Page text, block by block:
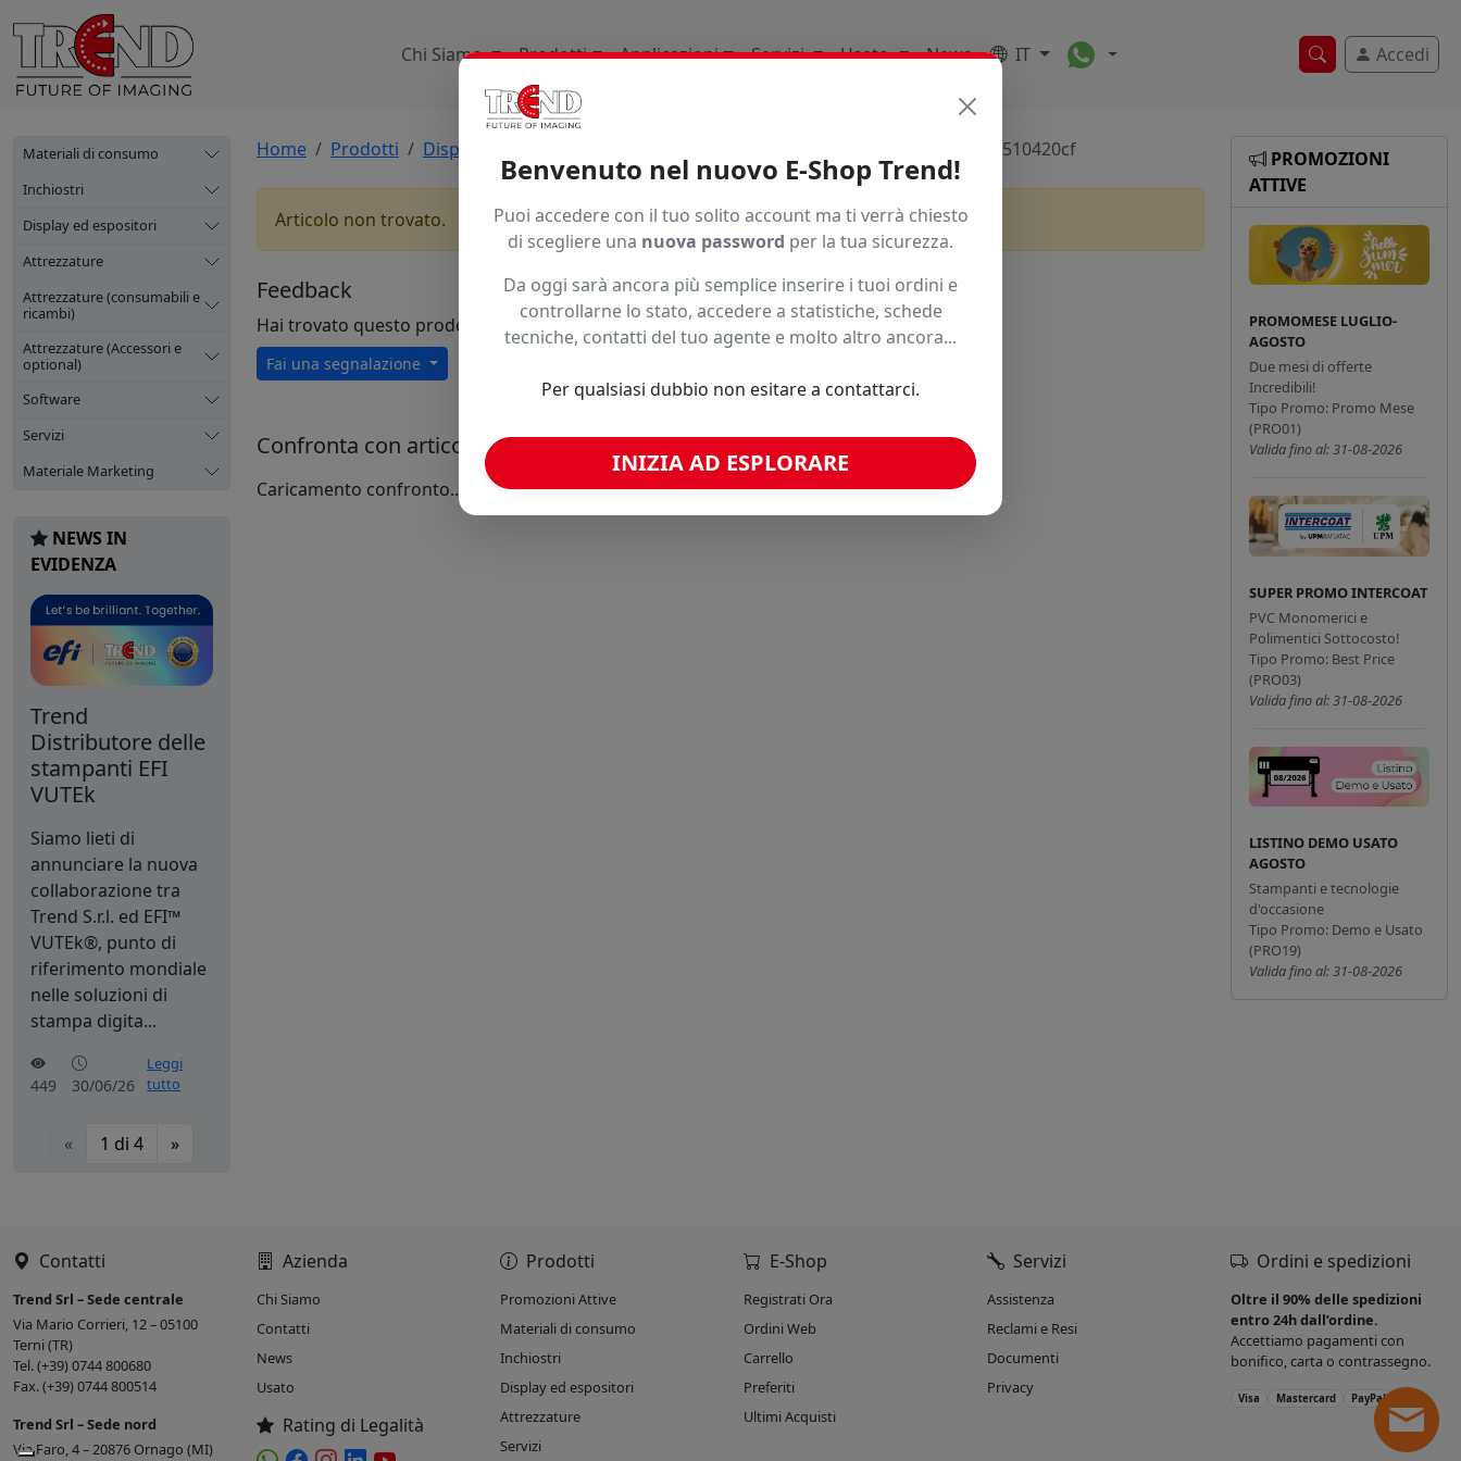
Ricerca veloce
Accedi
Chi Siamo Prodotti Applicazioni Servizi Usato News IT Toggle Dropdown
Materiali di consumo
Inchiostri
Display ed espositori
Attrezzature
Attrezzature (consumabili e
ricambi)
Attrezzature (Accessori e
optional)
Software
Servizi
Materiale Marketing
NEWS IN
EVIDENZA
Trend
Distributore delle
stampanti EFI
VUTEk
Siamo lieti di
annunciare la nuova
collaborazione tra
Trend S.r.l. ed EFI™
VUTEk®, punto di
riferimento mondiale
nelle soluzioni di
stampa digita...
449 30/06/26
Leggi
tutto
« 1 di 4 »
Home Prodotti Display Ed Espositori Sd Rueas8510420cf
Articolo non trovato.
Feedback
Hai trovato questo prodotto ad un prezzo più basso?
Fai una segnalazione
Confronta con articoli simili
Caricamento confronto...
PROMOZIONI
ATTIVE
PROMOMESE LUGLIO-
AGOSTO
Due mesi di offerte
Incredibili!
Tipo Promo: Promo Mese
(PRO01)
Valida fino al: 31-08-2026
SUPER PROMO INTERCOAT
PVC Monomerici e
Polimentici Sottocosto!
Tipo Promo: Best Price
(PRO03)
Valida fino al: 31-08-2026
LISTINO DEMO USATO
AGOSTO
Stampanti e tecnologie
d'occasione
Tipo Promo: Demo e Usato
(PRO19)
Valida fino al: 31-08-2026
Contatti
Trend Srl – Sede centrale
Via Mario Corrieri, 12 – 05100
Terni (TR)
Tel. (+39) 0744 800680
Fax. (+39) 0744 800514
Trend Srl – Sede nord
Via Faro, 4 – 20876 Ornago (MI)
Azienda
Chi Siamo
Contatti
News
Usato
Rating di Legalità
Prodotti
Promozioni Attive
Materiali di consumo
Inchiostri
Display ed espositori
Attrezzature
Servizi
E-Shop
Registrati Ora
Ordini Web
Carrello
Preferiti
Ultimi Acquisti
Servizi
Assistenza
Reclami e Resi
Documenti
Privacy
Ordini e spedizioni
Oltre il 90% delle spedizioni
entro 24h dall’ordine.
Accettiamo pagamenti con
bonifico, carta o contrassegno.
Visa Mastercard PayPal
Benvenuto nel nuovo E-Shop Trend!
Puoi accedere con il tuo solito account ma ti verrà chiesto
di scegliere una nuova password per la tua sicurezza.
Da oggi sarà ancora più semplice inserire i tuoi ordini e
controllarne lo stato, accedere a statistiche, schede
tecniche, contatti del tuo agente e molto altro ancora...
Per qualsiasi dubbio non esitare a contattarci.
INIZIA AD ESPLORARE